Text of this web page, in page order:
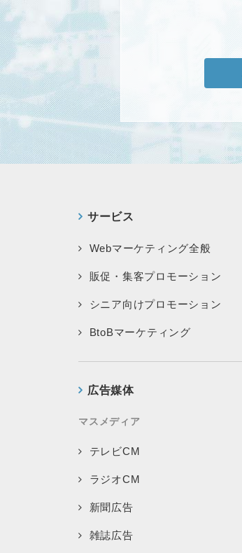
サービス
Webマーケティング全般
販促・集客プロモーション
シニア向けプロモーション
BtoBマーケティング
広告媒体
マスメディア
テレビCM
ラジオCM
新聞広告
雑誌広告